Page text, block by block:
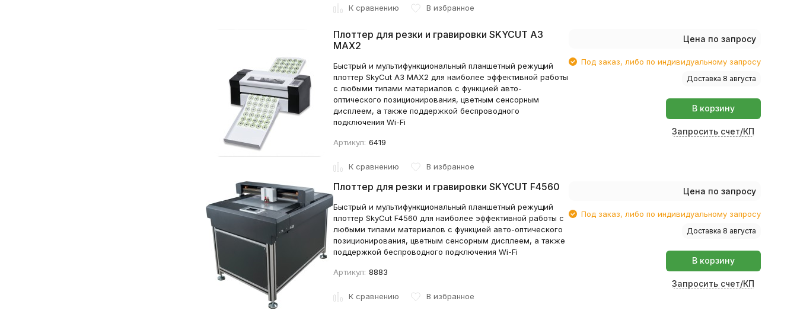
К сравнению В избранное
Плоттер для резки и гравировки SKYCUT A3
MAX2
Быстрый и мультифункциональный планшетный режущий
плоттер SkyCut A3 MAX2 для наиболее эффективной работы
с любыми типами материалов с функцией авто-
оптического позиционирования, цветным сенсорным
дисплеем, а также поддержкой беспроводного
подключения Wi-Fi
Артикул: 6419
К сравнению В избранное
Цена по запросу
Под заказ, либо по индивидуальному запросу
Доставка 8 августа
В корзину
Запросить счет/КП
Плоттер для резки и гравировки SKYCUT F4560
Быстрый и мультифункциональный планшетный режущий
плоттер SkyCut F4560 для наиболее эффективной работы с
любыми типами материалов с функцией авто-оптического
позиционирования, цветным сенсорным дисплеем, а также
поддержкой беспроводного подключения Wi-Fi
Артикул: 8883
К сравнению В избранное
Цена по запросу
Под заказ, либо по индивидуальному запросу
Доставка 8 августа
В корзину
Запросить счет/КП